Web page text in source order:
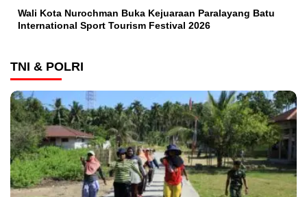
Wali Kota Nurochman Buka Kejuaraan Paralayang Batu
International Sport Tourism Festival 2026
TNI & POLRI